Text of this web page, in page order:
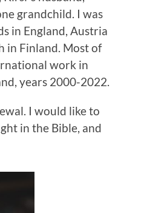
grandchild. I was
in England, Austria
in Finland. Most of
work in
years 2000-2022.
I would like to
in the Bible, and